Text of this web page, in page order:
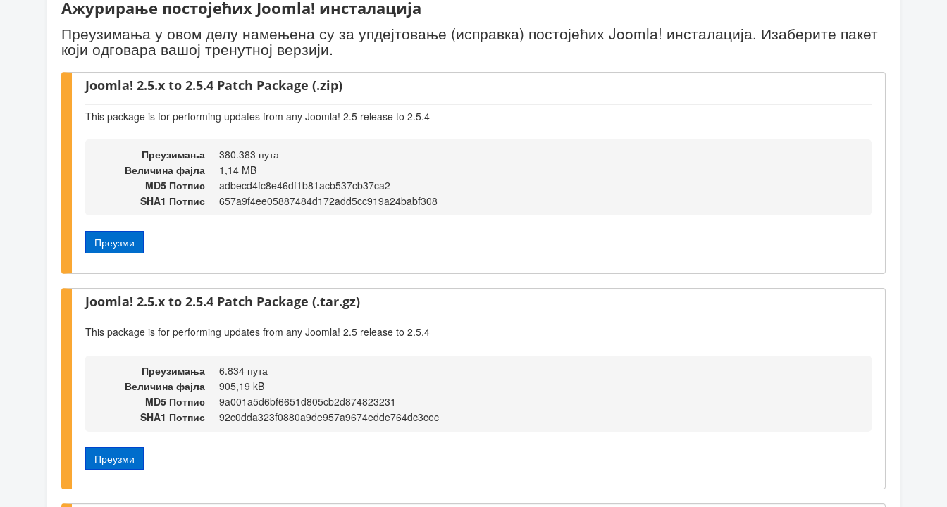
Ажурирање постојећих Joomla! инсталација
Преузимања у овом делу намењена су за упдејтовање (исправка) постојећих Joomla! инсталација. Изаберите пакет
који одговара вашој тренутној верзији.
Joomla! 2.5.x to 2.5.4 Patch Package (.zip)
This package is for performing updates from any Joomla! 2.5 release to 2.5.4
Преузимања
380.383 пута
Величина фајла
1,14 MB
MD5 Потпис
adbecd4fc8e46df1b81acb537cb37ca2
SHA1 Потпис
657a9f4ee05887484d172add5cc919a24babf308
Преузми
Joomla! 2.5.x to 2.5.4 Patch Package (.tar.gz)
This package is for performing updates from any Joomla! 2.5 release to 2.5.4
Преузимања
6.834 пута
Величина фајла
905,19 kB
MD5 Потпис
9a001a5d6bf6651d805cb2d874823231
SHA1 Потпис
92c0dda323f0880a9de957a9674edde764dc3cec
Преузми